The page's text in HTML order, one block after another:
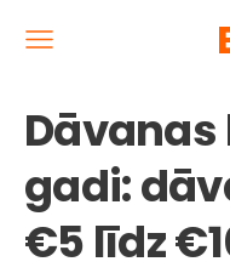
Dāvanas
gadi:
€5 līdz